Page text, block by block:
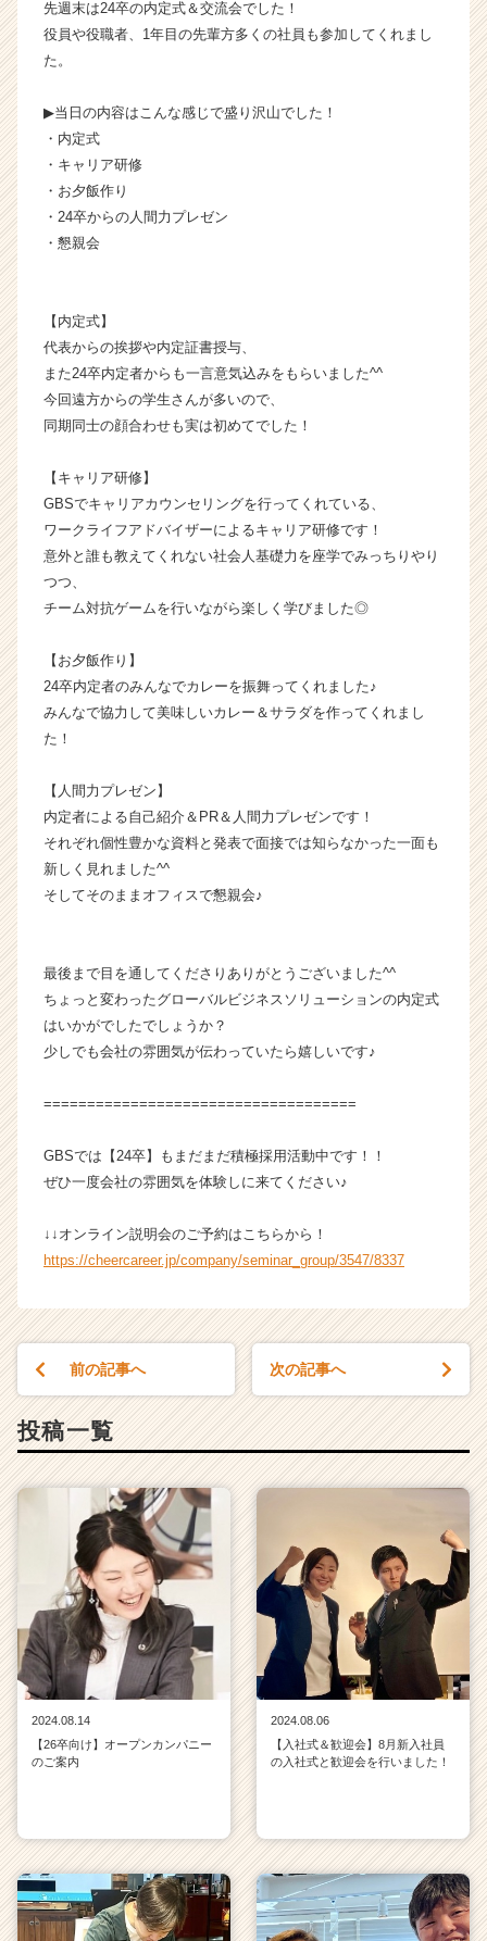
ュ
ー
ン
の
ン】
|
ベ
ン
長
企
か
ウ
ト
就
活
ト
キ
ャ
リ
（C
e
r
C
e
先週末は24卒の内定式＆交流会でした！
役員や役職者、1年目の先輩方多くの社員も参加してくれまし
た。
▶︎当日の内容はこんな感じで盛り沢山でした！
・内定式
・キャリア研修
・お夕飯作り
・24卒からの人間力プレゼン
・懇親会
【内定式】
代表からの挨拶や内定証書授与、
また24卒内定者からも一言意気込みをもらいました^^
今回遠方からの学生さんが多いので、
同期同士の顔合わせも実は初めてでした！
【キャリア研修】
GBSでキャリアカウンセリングを行ってくれている、
ワークライフアドバイザーによるキャリア研修です！
意外と誰も教えてくれない社会人基礎力を座学でみっちりやり
つつ、
チーム対抗ゲームを行いながら楽しく学びました◎
【お夕飯作り】
24卒内定者のみんなでカレーを振舞ってくれました♪
みんなで協力して美味しいカレー＆サラダを作ってくれまし
た！
【人間力プレゼン】
内定者による自己紹介＆PR＆人間力プレゼンです！
それぞれ個性豊かな資料と発表で面接では知らなかった一面も
新しく見れました^^
そしてそのままオフィスで懇親会♪
最後まで目を通してくださりありがとうございました^^
ちょっと変わったグローバルビジネスソリューションの内定式
はいかがでしたでしょうか？
少しでも会社の雰囲気が伝わっていたら嬉しいです♪
====================================
GBSでは【24卒】もまだまだ積極採用活動中です！！
ぜひ一度会社の雰囲気を体験しに来てください♪
↓↓オンライン説明会のご予約はこちらから！
https://cheercareer.jp/company/seminar_group/3547/8337
前の記事へ 次の記事へ
投稿一覧
2024.08.14
【26卒向け】オープンカンパニー
のご案内
2024.08.06
【入社式＆歓迎会】8月新入社員
の入社式と歓迎会を行いました！